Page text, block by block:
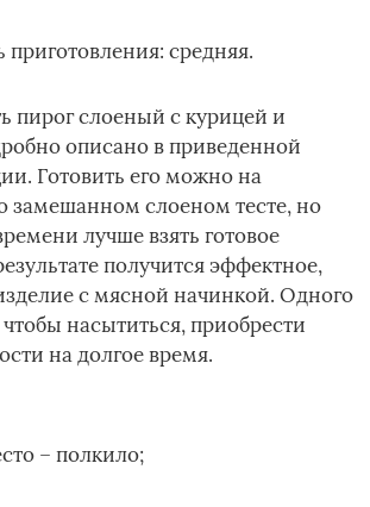
средняя.
пирог слоеный с курицей и
описано в приведенной
Готовить его можно на
замешанном слоеном тесте, но
лучше взять готовое
получится эффектное,
с мясной начинкой. Одного
чтобы насытиться, приобрести
на долгое время.
– полкило;